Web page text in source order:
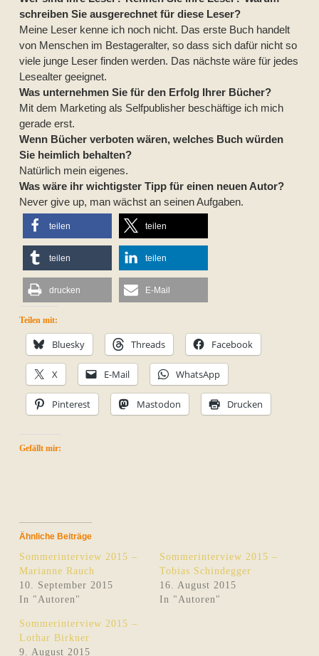
schreiben Sie ausgerechnet für diese Leser?
Meine Leser kenne ich noch nicht. Das erste Buch handelt
von Menschen im Bestageralter, so dass sich dafür nicht so
viele junge Leser finden werden. Das nächste wäre für jedes
Lesealter geeignet.
Was unternehmen Sie für den Erfolg Ihrer Bücher?
Mit dem Marketing als Selfpublisher beschäftige ich mich
gerade erst.
Wenn Bücher verboten wären, welches Buch würden
Sie heimlich behalten?
Natürlich mein eigenes.
Was wäre ihr wichtigster Tipp für einen neuen Autor?
Never give up, man wächst an seinen Aufgaben.
teilen teilen
teilen teilen
drucken E-Mail
Teilen mit:
Bluesky Threads Facebook
X E-Mail WhatsApp
Pinterest Mastodon Drucken
Gefällt mir:
Ähnliche Beiträge
Sommerinterview 2015 –
Marianne Rauch
10. September 2015
In "Autoren"
Sommerinterview 2015 –
Tobias Schindegger
16. August 2015
In "Autoren"
Sommerinterview 2015 –
Lothar Birkner
9. August 2015